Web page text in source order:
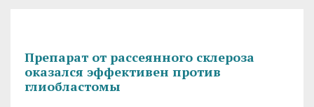
Препарат от рассеянного склероза
оказался эффективен против
глиобластомы